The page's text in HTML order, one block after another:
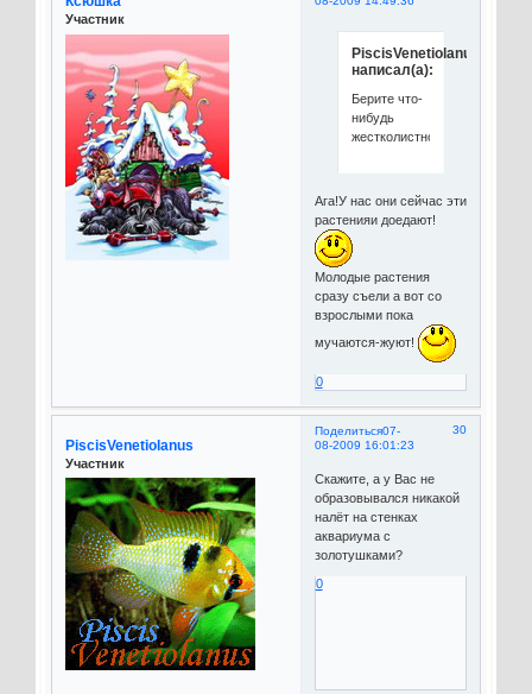
Участник
PiscisVenetiolanus
написал(а):
Берите что-
нибудь
жестколистное
Ага!У нас они сейчас эти
растенияи доедают!
Молодые растения
сразу съели а вот со
взрослыми пока
мучаются-жуют!
0
Поделиться 30
07-
08-2009 16:01:23
PiscisVenetiolanus
Участник
Скажите, а у Вас не
образовывался никакой
налёт на стенках
аквариума с
золотушками?
0